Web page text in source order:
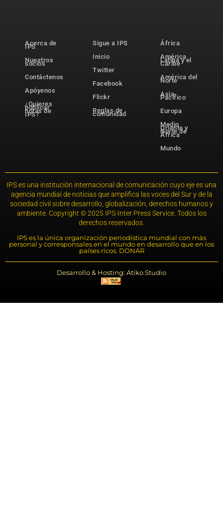
Acerca de
IPS
Nuestros
socios
Contáctenos
Apóyenos
¿Quieres
publicar
notas de
IPS?
Sigue a IPS
Inicio
Twitter
Facebook
Flickr
Reglas de
comunidad
África
América
Latina y el
Caribe
América del
Norte
Asia-
Pacífico
Europa
Medio
Oriente y
Norte de
África
Mundo
IPS es una institución internacional de comunicación cuyo eje es una
agencia mundial de noticias que amplifica las voces del Sur y de la
sociedad civil sobre desarrollo, globalización, derechos humanos y
ambiente. Copyright © 2025 IPS-Inter Press Service. Todos los
derechos reservados.
IPS es la única organización periodística mundial con más
personal y corresponsales en el mundo en desarrollo que en los
países ricos. DONAR
Desarrollo & Hosting: Atiko.Studio